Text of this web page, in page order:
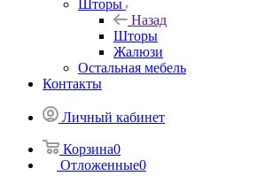
Шторы
Назад
Шторы
Жалюзи
Остальная мебель
Контакты
Личный кабинет
Корзина0
Отложенные0